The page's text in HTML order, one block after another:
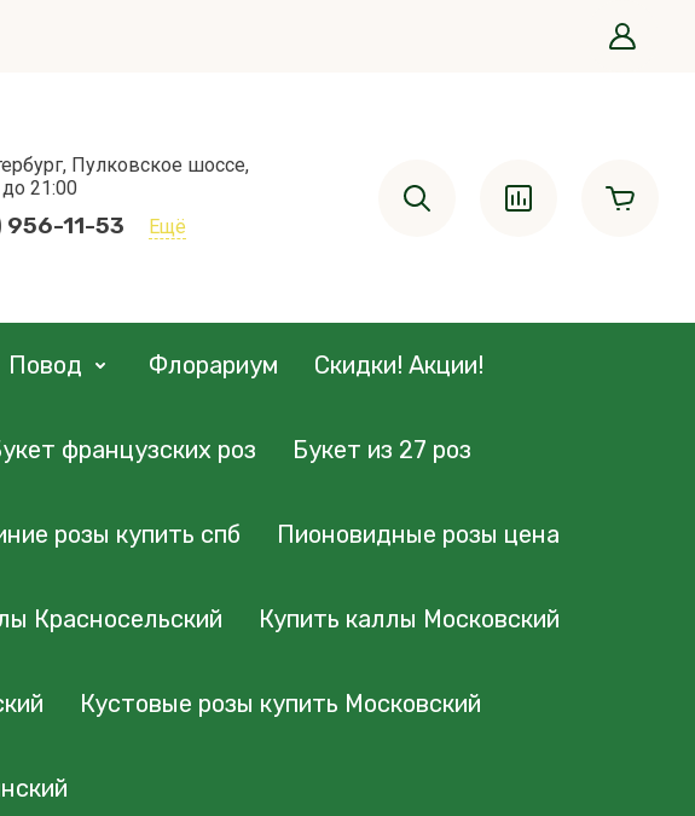
Пулковское шоссе,
21:00
956-11-53 Ещё
Повод Флорариум Скидки! Акции!
французских роз Букет из 27 роз
розы купить спб Пионовидные розы цена
Красносельский Купить каллы Московский
Кустовые розы купить Московский